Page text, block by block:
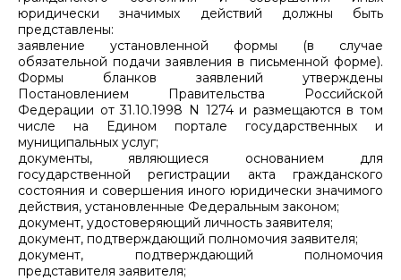
юридически значимых действий должны быть
представлены:
заявление установленной формы (в случае
обязательной подачи заявления в письменной форме).
Формы бланков заявлений утверждены
Постановлением Правительства Российской
Федерации от 31.10.1998 N 1274 и размещаются в том
числе на Едином портале государственных и
муниципальных услуг;
документы, являющиеся основанием для
государственной регистрации акта гражданского
состояния и совершения иного юридически значимого
действия, установленные Федеральным законом;
документ, удостоверяющий личность заявителя;
документ, подтверждающий полномочия заявителя;
документ, подтверждающий полномочия
представителя заявителя;